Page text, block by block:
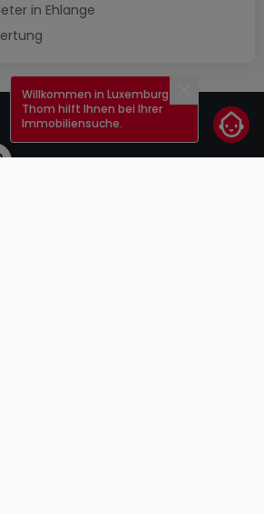
in Ehlange
Schließen
Willkommen in Luxemburg!
Thom hilft Ihnen bei Ihrer
Immobiliensuche.